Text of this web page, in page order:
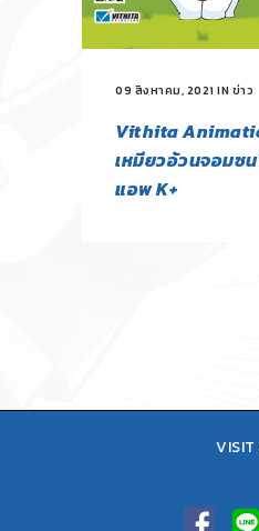
09 สิงหาคม, 2021 IN ข่าว
Vithita
เหมียวอ้วนจอมซ
แอพ K+
VISIT